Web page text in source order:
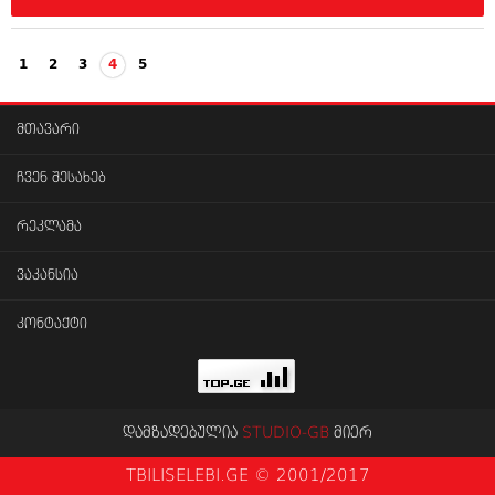
1 2 3 4 5
მთავარი
ჩვენ შესახებ
რეკლამა
ვაკანსია
კონტაქტი
დამზადებულია STUDIO-GB მიერ
TBILISELEBI.GE © 2001/2017